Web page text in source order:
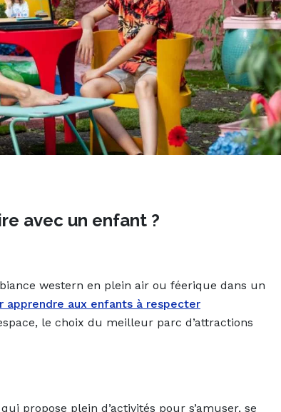
avec un enfant ?
western en plein air ou féerique dans un
apprendre aux enfants à respecter
le choix du meilleur parc d’attractions
propose plein d’activités pour s’amuser, se